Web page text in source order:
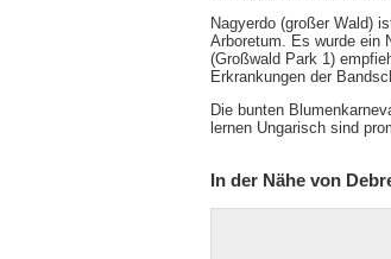
Nagyerdo (großer Wald)
Arboretum. Es wurde ein
(Großwald Park 1)
Erkrankungen der
Die bunten
lernen Ungarisch sind
In der Nähe von